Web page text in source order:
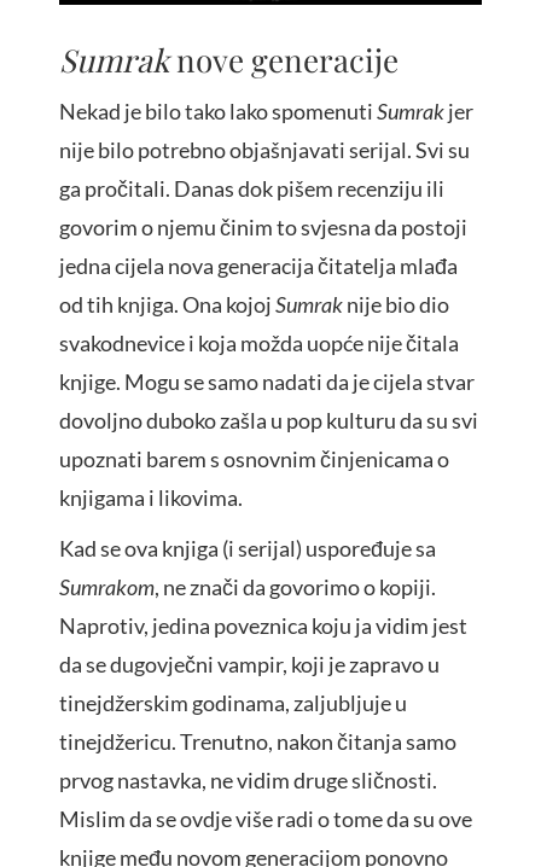
Sumraknove generacije
Nekad je bilo tako lako spomenutiSumrakjer
nije bilo potrebno objašnjavati serijal. Svi su
ga pročitali. Danas dok pišem recenziju ili
govorim o njemu činim to svjesna da postoji
jedna cijela nova generacija čitatelja mlađa
od tih knjiga. Ona kojojSumraknije bio dio
svakodnevice i koja možda uopće nije čitala
knjige. Mogu se samo nadati da je cijela stvar
dovoljno duboko zašla u pop kulturu da su svi
upoznati barem s osnovnim činjenicama o
knjigama i likovima.
Kad se ova knjiga (i serijal) uspoređuje sa
Sumrakom, ne znači da govorimo o kopiji.
Naprotiv, jedina poveznica koju ja vidim jest
da se dugovječni vampir, koji je zapravo u
tinejdžerskim godinama, zaljubljuje u
tinejdžericu. Trenutno, nakon čitanja samo
prvog nastavka, ne vidim druge sličnosti.
Mislim da se ovdje više radi o tome da su ove
knjige među novom generacijom ponovno